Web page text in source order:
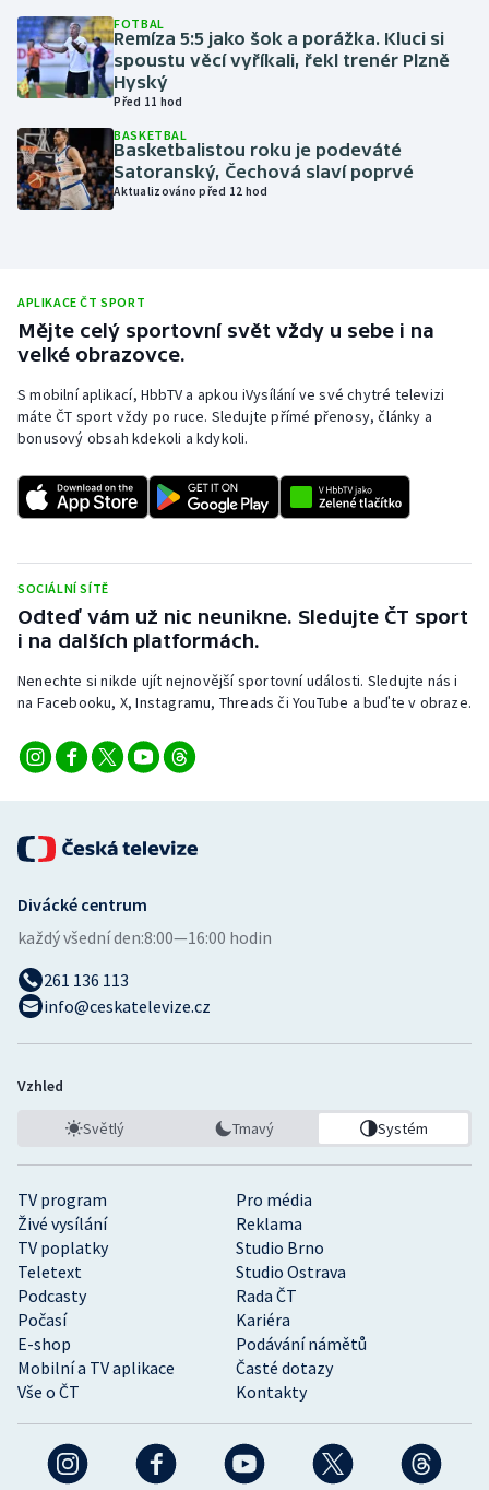
Olympijské hry
Parasport
Plavání
Plážový volejbal
Short track
Sportovní střelba
Triatlon
Veslování
Vodní slalom
Volejbal
FOTBAL
Remíza 5:5 jako šok a porážka. Kluci si
spoustu věcí vyříkali, řekl trenér Plzně
Hyský
Před 11 hod
BASKETBAL
Basketbalistou roku je podeváté
Satoranský, Čechová slaví poprvé
Aktualizováno před 12 hod
APLIKACE ČT SPORT
Mějte celý sportovní svět vždy u sebe i na
velké obrazovce.
S mobilní aplikací, HbbTV a apkou iVysílání ve své chytré televizi
máte ČT sport vždy po ruce. Sledujte přímé přenosy, články a
bonusový obsah kdekoli a kdykoli.
SOCIÁLNÍ SÍTĚ
Odteď vám už nic neunikne. Sledujte ČT sport
i na dalších platformách.
Nenechte si nikde ujít nejnovější sportovní události. Sledujte nás i
na Facebooku, X, Instagramu, Threads či YouTube a buďte v obraze.
TV program
Pro média
Živé vysílání
Reklama
TV poplatky
Studio Brno
Teletext
Studio Ostrava
Podcasty
Rada ČT
Počasí
Kariéra
E-shop
Podávání námětů
Mobilní a TV aplikace
Časté dotazy
Vše o ČT
Kontakty
Divácké centrum
každý všední den:8:00—16:00 hodin
261 136 113
info@ceskatelevize.cz
Vzhled
Světlý Tmavý Systém